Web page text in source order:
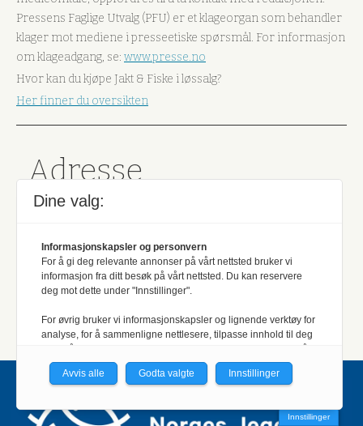
Pressens Faglige Utvalg (PFU) er et klageorgan som behandler
klager mot mediene i presseetiske spørsmål. For informasjon
om klageadgang, se: www.presse.no
Hvor kan du kjøpe Jakt & Fiske i løssalg?
Her finner du oversikten
Adresse
Jakt & Fiske,
PB 94
1378, NESBRU
Sentralbord:(+47) 667 92 200
Utgiver:
Norges Jeger- og Fiskerforbund
Innstillinger
Dine valg:
Informasjonskapsler og personvern
For å gi deg relevante annonser på vårt nettsted bruker vi
informasjon fra ditt besøk på vårt nettsted. Du kan reservere
deg mot dette under "Innstillinger".
For øvrig bruker vi informasjonskapsler og lignende verktøy for
analyse, for å sammenligne nettlesere, tilpasse innhold til deg
personvernerklæring.
du få relevante annonser på nettstedene til medlemmene i
nettverket basert på informasjon fra dine besøk på tvers av
Avvis alle Godta valgte Innstillinger